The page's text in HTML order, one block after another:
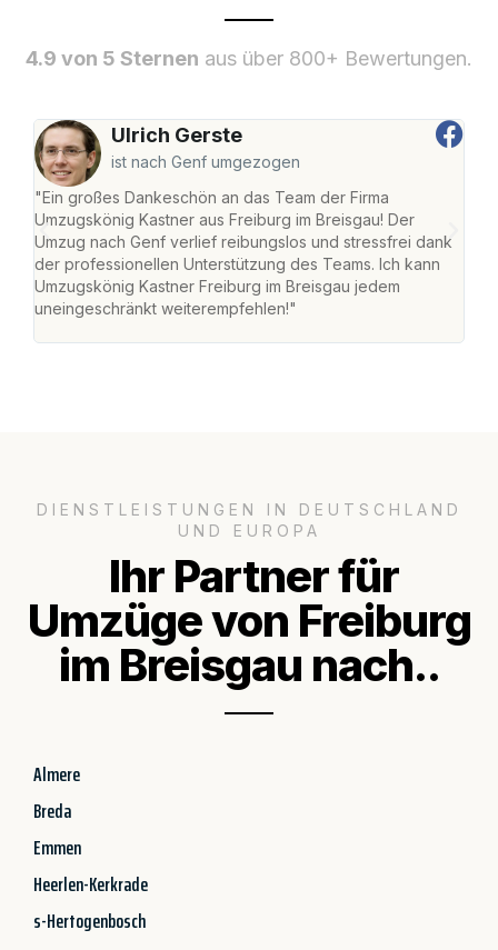
4.9 von 5 Sternen aus über 800+ Bewertungen.
Ulrich Gerste
ist nach Genf umgezogen
"Ein großes Dankeschön an das Team der Firma
Umzugskönig Kastner aus Freiburg im Breisgau! Der
Umzug nach Genf verlief reibungslos und stressfrei dank
der professionellen Unterstützung des Teams. Ich kann
Umzugskönig Kastner Freiburg im Breisgau jedem
uneingeschränkt weiterempfehlen!"
DIENSTLEISTUNGEN IN DEUTSCHLAND
UND EUROPA
Ihr Partner für
Umzüge von Freiburg
im Breisgau nach..
Almere
Breda
Emmen
Heerlen-Kerkrade
s-Hertogenbosch